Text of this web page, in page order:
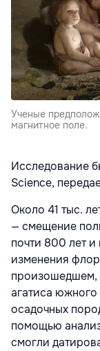
Ученые
магнитное поле.
Исследование
Science,
Около 41 тыс.
— смещение
почти 800 лет
изменения
произошедшем,
агатиса
осадочных
помощью
смогли